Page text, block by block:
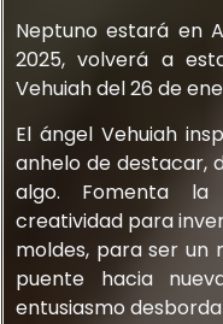
Neptuno estará en
2025, volverá a
Vehuiah del 26 de
El ángel Vehuiah
anhelo de destacar,
algo. Fomenta la
creatividad para
moldes, para ser un
puente hacia
entusiasmo